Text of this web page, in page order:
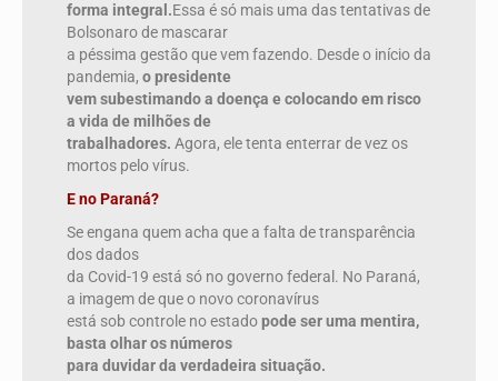
forma integral.Essa é só mais uma das tentativas de
Bolsonaro de mascarar
a péssima gestão que vem fazendo. Desde o início da
pandemia, o presidente
vem subestimando a doença e colocando em risco
a vida de milhões de
trabalhadores. Agora, ele tenta enterrar de vez os
mortos pelo vírus.
E no Paraná?
Se engana quem acha que a falta de transparência
dos dados
da Covid-19 está só no governo federal. No Paraná,
a imagem de que o novo coronavírus
está sob controle no estadopode ser uma mentira,
basta olhar os números
para duvidar da verdadeira situação.